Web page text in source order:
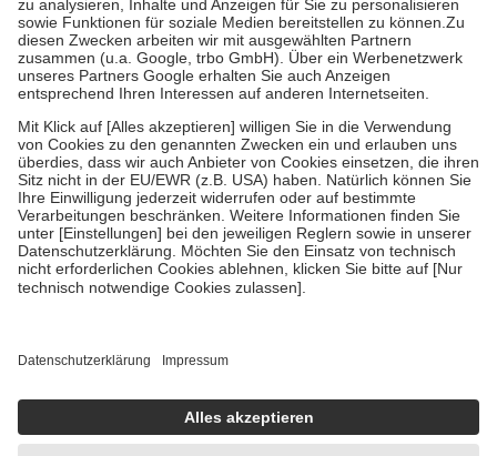
Bei Heilmitteln und häuslicher Krankenpflege beträgt die
Zuzahlung zehn Prozent der Kosten sowie zehn Euro je
Verordnung.
Um das Engagement der Versicherten für ihre eigene Gesundheit zu
stärken und die besondere Stellung der Familie zu unterstützen,
fallenkeine Zuzahlungenan bei:
• Kindern und Jugendlichen bis zum vollendeten 18. Lebensjahr
mit Ausnahme der Fahrkosten
• Untersuchungen zur Vorsorge und Früherkennung, die von der
GKV getragen werden
• empfohlenen Schutzimpfungen
• Harn- und Blutteststreifen
getroffen, um sicherzustellen, dass es sich um echte Bewertungen
https://help.etrusted.com/hc/de/articles/4419944605341
Einige Bilder und Inhalte wurden unter Zuhilfenahme künstlicher